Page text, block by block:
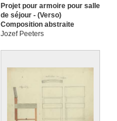
Projet pour armoire pour salle
de séjour - (Verso)
Composition abstraite
Jozef Peeters